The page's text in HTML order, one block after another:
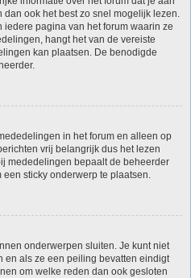
dan ook het best zo snel mogelijk lezen.
pagina van het forum waarin ze
hangt het van de vereiste
kan plaatsen. De benodigde
in het forum en alleen op
vrij belangrijk dus het lezen
mededelingen bepaalt de beheerder
sticky onderwerp te plaatsen.
onderwerpen sluiten. Je kunt niet
en als ze een peiling bevatten eindigt
om welke reden dan ook gesloten